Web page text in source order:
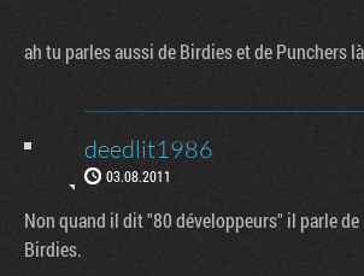
ah tu parles aussi de Birdies et de Punchers
deedlit1986
03.08.2011
Non quand il dit "80 développeurs" il parle
Birdies.